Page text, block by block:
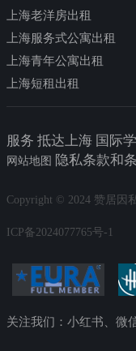
上海老洋房出租
上海服务式公寓出租
上海青年公寓出租
上海短租出租
服务 抵达上海 国际
网站地图 隐私条款和
Copyright © 2024 赞居因
ICP备2024077765号-1
关注我们：小红书、微